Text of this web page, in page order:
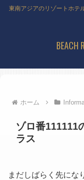
東南アジアのリゾートホテ
BEACH
ホーム
ゾロ番111111
ラス
まだしばらく先にな